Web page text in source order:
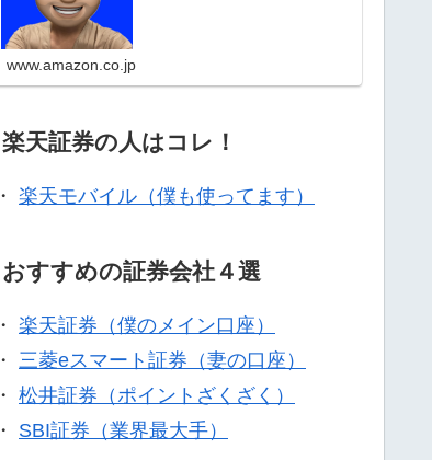
www.amazon.co.jp
楽天証券の人はコレ！
・ 楽天モバイル（僕も使ってます）
おすすめの証券会社４選
・ 楽天証券（僕のメイン口座）
・ 三菱eスマート証券（妻の口座）
・ 松井証券（ポイントざくざく）
・ SBI証券（業界最大手）